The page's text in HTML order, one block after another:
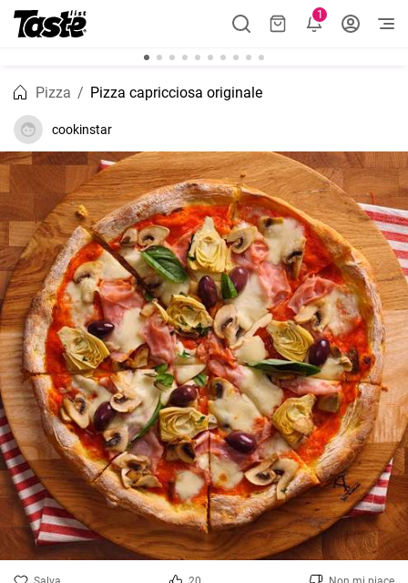
1
Pizza Pizza capricciosa originale
cookinstar